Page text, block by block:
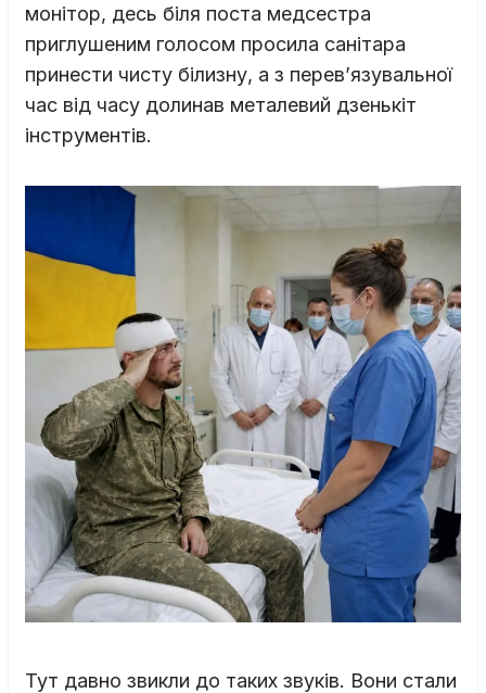
монітор, десь біля поста медсестра
приглушеним голосом просила санітара
принести чисту білизну, а з перев’язувальної
час від часу долинав металевий дзенькіт
інструментів.
Тут давно звикли до таких звуків. Вони стали